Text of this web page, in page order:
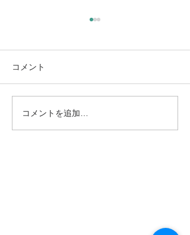
3月も終わりに近づき、新年
れる時期となりました。 年度
最後のコンサートを終えつ
コメント
コメントを追加…